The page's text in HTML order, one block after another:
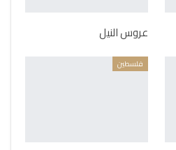
عروس النيل
فلسطين